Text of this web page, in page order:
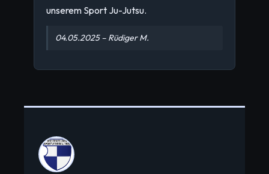
unserem Sport Ju-Jutsu.
04.05.2025 – Rüdiger M.